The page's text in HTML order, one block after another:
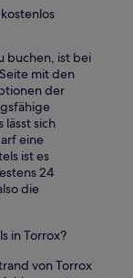
buchen, ist bei
mit den
der
sich
eine
ist es
24
die
in Torrox?
von Torrox